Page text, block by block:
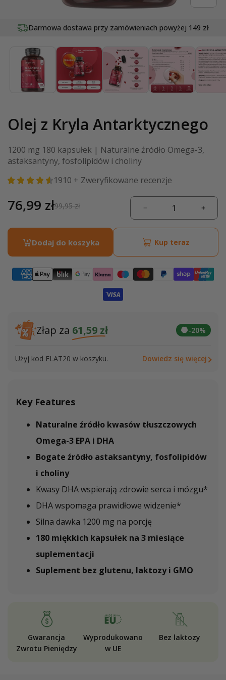
multimedia
modalnym
Darmowa dostawa przy zamówieniach powyżej 149 zł
20lat tradycji w dziedzinie wellness
Olej z Kryla Antarktycznego
1200 mg 180 kapsułek | Naturalne źródło Omega-3,
astaksantyny, fosfolipidów i choliny
1910 + Zweryfikowane recenzje
Cena
promocyjna
76,99 zł
Cena
regularna
99,95 zł
Zmniejsz
ilość
Olej
z
Kryla
Antarktycznego
ilość
z
Kryla
Dodaj do koszyka Kup teraz
Złap za 61,59 zł -20%
Użyj kod FLAT20 w koszyku. Dowiedz się więcej
Key Features
Naturalne źródło kwasów tłuszczowych
Omega-3 EPA i DHA
Bogate źródło astaksantyny, fosfolipidów
i choliny
Kwasy DHA wspierają zdrowie serca i mózgu*
DHA wspomaga prawidłowe widzenie*
Silna dawka 1200 mg na porcję
180 miękkich kapsułek na 3 miesiące
suplementacji
Suplement bez glutenu, laktozy i GMO
Gwarancja
Zwrotu Pieniędzy
Wyprodukowano
w UE
Bez laktozy